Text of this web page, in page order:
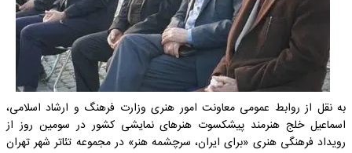
به نقل از روابط عمومی معاونت امور هنری وزارت فرهنگ و ارشاد اسلامی،
اسماعیل خلج هنرمند پیشکسوت هنرهای نمایشی کشور در سومین روز از
رویداد فرهنگی هنری «برای ایران، سرچشمه هنر» در مجموعه تئاتر شهر تهران